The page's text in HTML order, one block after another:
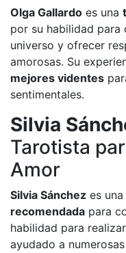
Olga Gallardo es una
por su habilidad para
universo y ofrecer
amorosas. Su
mejores videntes
sentimentales.
Silvia
Tarotista
Amor
Silvia Sánchez es una
recomendada para
habilidad para realizar
ayudado a